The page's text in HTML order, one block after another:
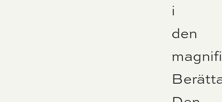
i
den